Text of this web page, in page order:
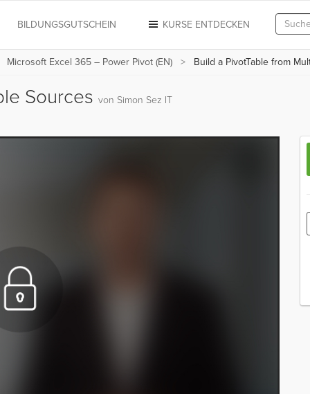
KURSE ENTDECKEN
BILDUNGSGUTSCHEIN
Microsoft Excel 365 – Power Pivot (EN) Build a PivotTable from
Sources von Simon Sez IT